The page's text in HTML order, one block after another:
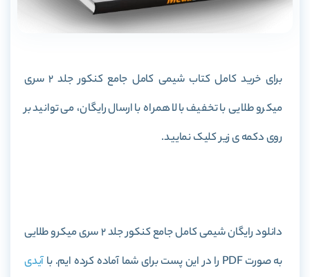
برای خرید کامل کتاب شیمی کامل جامع کنکور جلد 2 سری
میکرو طلایی با تخفیف بالا همراه با ارسال رایگان، می توانید بر
روی دکمه ی زیر کلیک نمایید.
دانلود رایگان شیمی کامل جامع کنکور جلد 2 سری میکرو طلایی
به صورت PDF را در این پست برای شما آماده کرده ایم. با
آیدی